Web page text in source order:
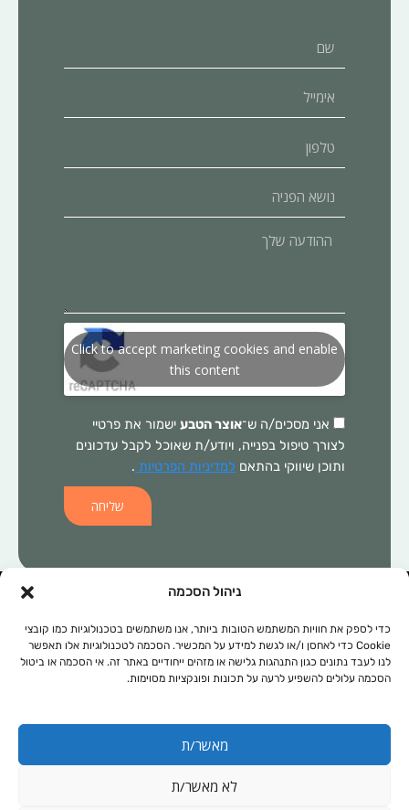
ניהול הסכמה
כדי לספק את חוויות המשתמש הטובות ביותר, אנו משתמשים בטכנולוגיות כמו קובצי
Cookie כדי לאחסן ו/או לגשת למידע על המכשיר. הסכמה לטכנולוגיות אלו תאפשר
לנו לעבד נתונים כגון התנהגות גלישה או מזהים ייחודיים באתר זה. אי הסכמה או ביטול
הסכמה עלולים להשפיע לרעה על תכונות ופונקציות מסוימות.
מאשר/ת
לא מאשר/ת
הפניה
ההודעה
Click to accept marketing cookies and enable
this content
אני מסכים/ה ש־אוצר הטבע ישמור את פרטיי
לצורך טיפול בפנייה, ויודע/ת שאוכל לקבל עדכונים
ותוכן שיווקי בהתאם למדיניות הפרטיות .
שליחה
תרופתי ו/או אחר. בכל מקרה של בעיה רפואית יש לפנות לרופא המטפל.
המידע המופיע באתר זה מופנה לנשים ולגברים כאחד. אין להעתיק, לשכפל
או להפיץ את הכתוב ברבים, ללא קבלת אישור מהחברה.